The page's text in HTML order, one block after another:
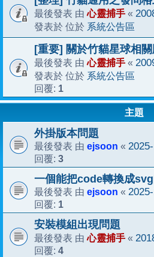
最後發表 由心靈捕手 «
發表於 位於 系統公告區
[重要] 關於竹貓星球相關
最後發表 由心靈捕手 «
發表於 位於 系統公告區
回覆: 1
主題
外掛版本問題
最後發表 由 ejsoon «
回覆: 3
一個能把code轉換成
最後發表 由 ejsoon «
回覆: 1
安裝模組出現問題
最後發表 由心靈捕手 «
回覆: 4